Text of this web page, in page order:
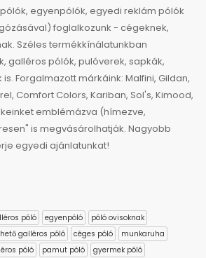
egyenpólók, egyedi reklám pólók
foglalkozunk - cégeknek,
Széles termékkínálatunkban
galléros pólók, pulóverek, sapkák,
Forgalmazott márkáink: Malfini, Gildan,
Comfort Colors, Kariban, Sol's, Kimood,
emblémázva (hímezve,
is megvásárolhatják. Nagyobb
egyedi ajánlatunkat!
póló egyenpóló
póló ovisoknak
galléros póló céges póló
munkaruha
póló pamut póló
gyermek póló